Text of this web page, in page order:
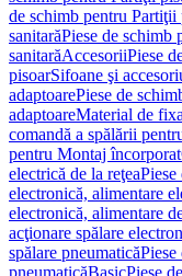
de schimb pentru Partiţii
sanitarăPiese de schimb
sanitarăAccesoriiPiese
pisoarSifoane şi
adaptoarePiese de
adaptoareMaterial de
comandă a spălării
pentru Montaj încorporat
electrică de la reţeaPiese
electronică, alimentare
electronică, alimentare
acţionare spălare
spălare pneumaticăPiese
pneumaticăBasicPiese